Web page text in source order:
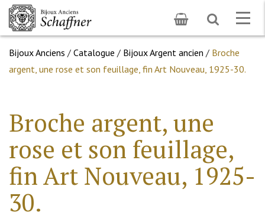
Toggle
search
Bijoux Anciens / Catalogue / Bijoux Argent ancien / Broche
argent, une rose et son feuillage, fin Art Nouveau, 1925-30.
Broche argent, une
rose et son feuillage,
fin Art Nouveau, 1925-
30.